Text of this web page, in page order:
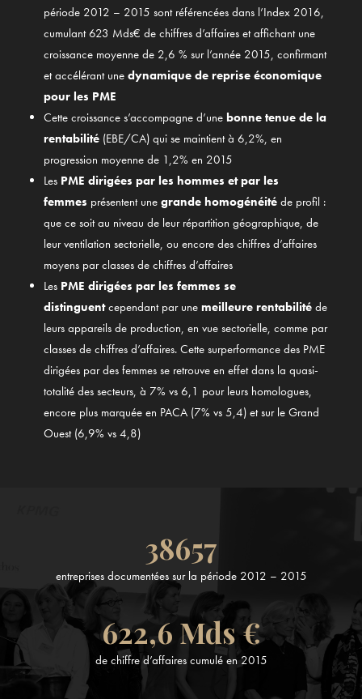
période 2012 – 2015 sont référencées dans l’Index 2016,
cumulant 623 Mds€ de chiffres d’affaires et affichant une
croissance moyenne de 2,6 % sur l’année 2015, confirmant
et accélérant une dynamique de reprise économique
pour les PME
Cette croissance s’accompagne d’une bonne tenue de la
rentabilité (EBE/CA) qui se maintient à 6,2%, en
progression moyenne de 1,2% en 2015
Les PME dirigées par les hommes et par les
femmes présentent une grande homogénéité de profil :
que ce soit au niveau de leur répartition géographique, de
leur ventilation sectorielle, ou encore des chiffres d’affaires
moyens par classes de chiffres d’affaires
Les PME dirigées par les femmes se
distinguentcependant par une meilleure rentabilité de
leurs appareils de production, en vue sectorielle, comme par
classes de chiffres d’affaires. Cette surperformance des PME
dirigées par des femmes se retrouve en effet dans la quasi-
totalité des secteurs, à 7% vs 6,1 pour leurs homologues,
encore plus marquée en PACA (7% vs 5,4) et sur le Grand
Ouest (6,9% vs 4,8)
38657
entreprises documentées sur la période 2012 – 2015
622,6 Mds €
de chiffre d’affaires cumulé en 2015